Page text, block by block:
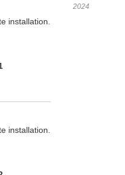
installation.
installation.
2024